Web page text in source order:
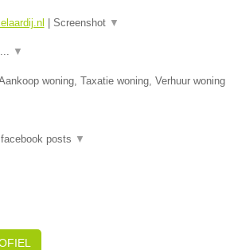
Screenshot ▼
▼
woning, Taxatie woning, Verhuur woning
posts ▼